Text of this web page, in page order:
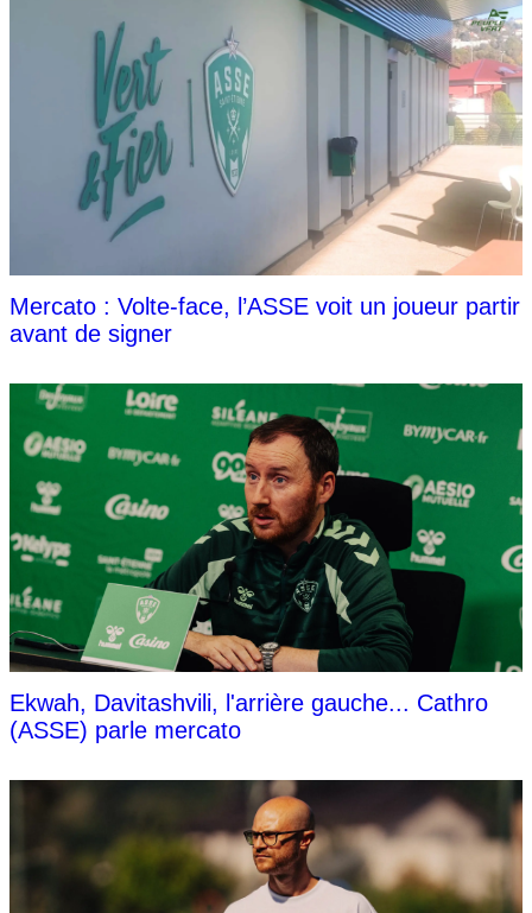
Mercato : Volte-face, l’ASSE voit un joueur partir
avant de signer
Ekwah, Davitashvili, l'arrière gauche... Cathro
(ASSE) parle mercato